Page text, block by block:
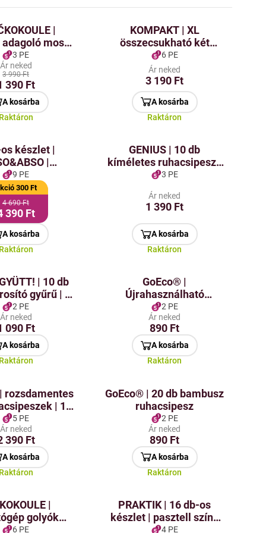
|
mosó
és porokhoz |
GoEco®
3 PE
Ár neked
3 990 Ft
390 Ft
A kosárba
Raktáron
KOMPAKT | XL
összecsukható két
szintes szárító Ø 60 cm |
ruhákhoz,
gyümölcsökhöz,
gombákhoz &
fűszernövényekhez
6 PE
Ár neked
3 190 Ft
A kosárba
Raktáron
készlet |
|
hab
9 PE
300 Ft
4 690 Ft
390 Ft
A kosárba
Raktáron
GENIUS | 10 db
kíméletes ruhacsipesz |
puha soft touch fogási
3 PE
Ár neked
1 390 Ft
A kosárba
Raktáron
| 10 db
gyűrű | a
való
ellen
2 PE
Ár neked
090 Ft
A kosárba
Raktáron
GoEco® |
Újrahasználható
gumikesztyűk
takarításhoz és
tisztítószerekkel végzett
munkához
2 PE
Ár neked
890 Ft
A kosárba
Raktáron
rozsdamentes
| 14
&
tartós
5 PE
Ár neked
390 Ft
A kosárba
Raktáron
GoEco® | 20 db bambusz
ruhacsipesz
2 PE
Ár neked
890 Ft
A kosárba
Raktáron
|
golyók
| 2
6 PE
PRAKTIK | 16 db-os
készlet | pasztell színű
ruhacipzár
4 PE